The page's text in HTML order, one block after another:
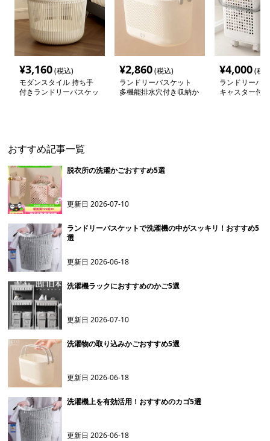
¥3,160(税込)
モダンスタイル 持ち手
付きランドリーバスケッ
¥2,860(税込)
ランドリーバスケット
多機能排水穴付き収納か
¥4,000(税
ランドリーバ
キャスター付
おすすめ記事一覧
脱衣所の洗濯かごおすすめ5選
更新日2026-07-10
ランドリーバスケットで洗濯機の中がスッキリ！おすすめ5
選
更新日2026-06-18
洗濯機ラックにおすすめのかご5選
更新日2026-07-10
洗濯物の取り込みかごおすすめ5選
更新日2026-06-18
洗濯機上を有効活用！おすすめのカゴ5選
更新日2026-06-18